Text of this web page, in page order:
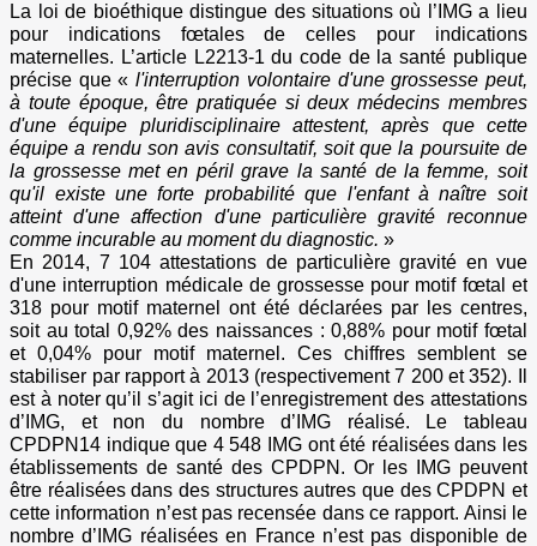
La loi de bioéthique distingue des situations où l’IMG a lieu
pour indications fœtales de celles pour indications
maternelles. L’article L2213-1 du code de la santé publique
précise que «l'interruption volontaire d'une grossesse peut,
à toute époque, être pratiquée si deux médecins membres
d'une équipe pluridisciplinaire attestent, après que cette
équipe a rendu son avis consultatif, soit que la poursuite de
la grossesse met en péril grave la santé de la femme, soit
qu'il existe une forte probabilité que l'enfant à naître soit
atteint d'une affection d'une particulière gravité reconnue
comme incurable au moment du diagnostic. »
En 2014, 7 104 attestations de particulière gravité en vue
d'une interruption médicale de grossesse pour motif fœtal et
318 pour motif maternel ont été déclarées par les centres,
soit au total 0,92% des naissances : 0,88% pour motif fœtal
et 0,04% pour motif maternel. Ces chiffres semblent se
stabiliser par rapport à 2013 (respectivement 7 200 et 352). Il
est à noter qu’il s’agit ici de l’enregistrement des attestations
d’IMG, et non du nombre d’IMG réalisé. Le tableau
CPDPN14 indique que 4 548 IMG ont été réalisées dans les
établissements de santé des CPDPN. Or les IMG peuvent
être réalisées dans des structures autres que des CPDPN et
cette information n’est pas recensée dans ce rapport. Ainsi le
nombre d’IMG réalisées en France n’est pas disponible de